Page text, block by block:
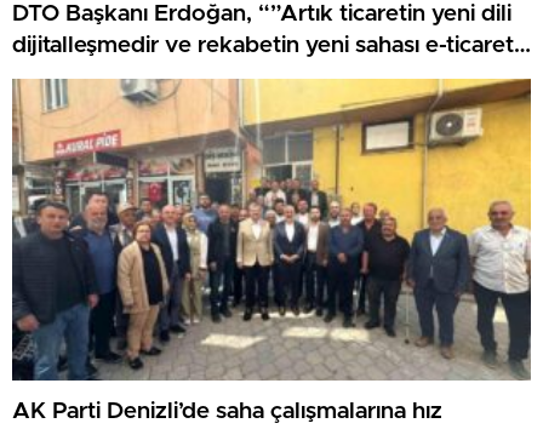
DTO Başkanı Erdoğan, “”Artık ticaretin yeni dili
dijitalleşmedir ve rekabetin yeni sahası e-ticaret
olmuştur”
AK Parti Denizli’de saha çalışmalarına hız